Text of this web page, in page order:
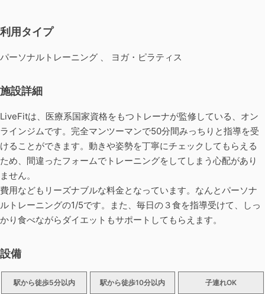
利用タイプ
パーソナルトレーニング 、 ヨガ・ピラティス
施設詳細
LiveFitは、医療系国家資格をもつトレーナが監修している、オン
ラインジムです。完全マンツーマンで50分間みっちりと指導を受
けることができます。動きや姿勢を丁寧にチェックしてもらえる
ため、間違ったフォームでトレーニングをしてしまう心配があり
ません。
費用などもリーズナブルな料金となっています。なんとパーソナ
ルトレーニングの1/5です。また、毎日の３食を指導受けて、しっ
かり食べながらダイエットもサポートしてもらえます。
設備
駅から徒歩5分以内 駅から徒歩10分以内 子連れOK